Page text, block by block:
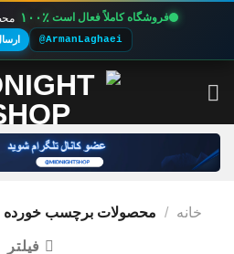
فروشگاه کاملاً فعال است ۱۰۰٪
@ArmanLaghaei
خانه / محصولات برچسب خورده
فیلتر